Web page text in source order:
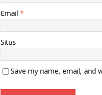
Email *
Situs
Save my name, email, and